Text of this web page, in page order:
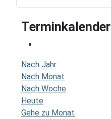
Terminkalender
Nach Jahr
Nach Monat
Nach Woche
Heute
Gehe zu Monat